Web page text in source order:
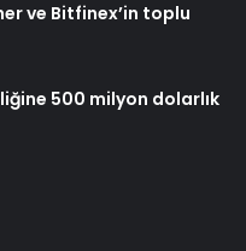
ve Bitfinex’in toplu
500 milyon dolarlık